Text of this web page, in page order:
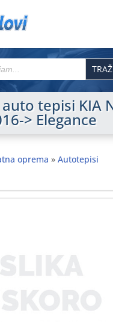
tepisi KIA
> Elegance
oprema » Autotepisi